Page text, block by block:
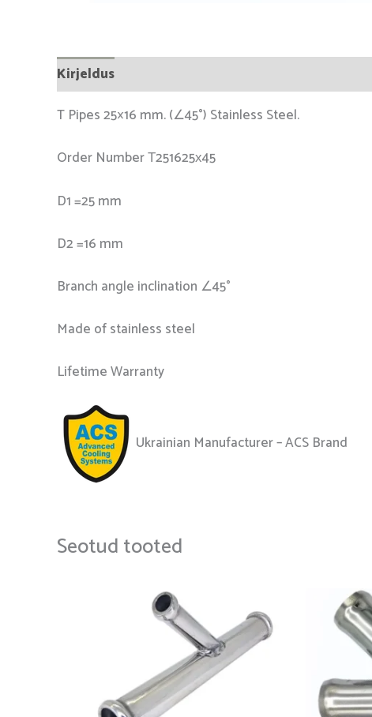
Kirjeldus
T Pipes 25×16 mm. (∠45°) Stainless Steel.
Order Number Т251625х45
D1 =25 mm
D2 =16 mm
Branch angle inclination ∠45°
Made of stainless steel
Lifetime Warranty
Ukrainian Manufacturer – ACS Brand
Seotud tooted